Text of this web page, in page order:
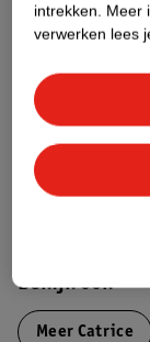
Nature
Bestel &
Bekijk ook
Meer Catrice
intrekken. Meer
verwerken lees